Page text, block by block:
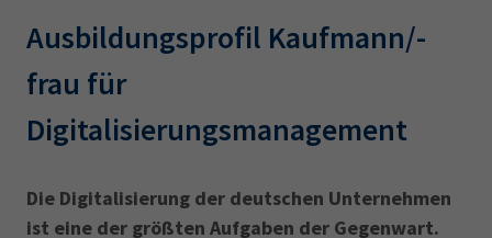
Ratgeber
Service & Anträge
Über uns
Hier können Sie auch aus den meistgesuchten
Begriffen vorauswählen
AdA
Prüfungstermine
Ausbildungsprofil Kaufmann/-
frau für
Digitalisierungsmanagement
Die Digitalisierung der deutschen Unternehmen
ist eine der größten Aufgaben der Gegenwart.